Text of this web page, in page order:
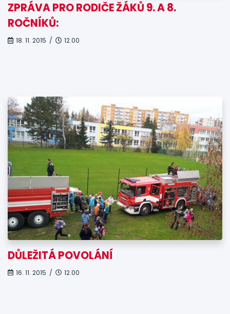
ZPRÁVA PRO RODIČE ŽÁKŮ 9. A 8.
ROČNÍKŮ:
18. 11. 2015 / 12.00
DŮLEŽITÁ POVOLÁNÍ
16. 11. 2015 / 12.00